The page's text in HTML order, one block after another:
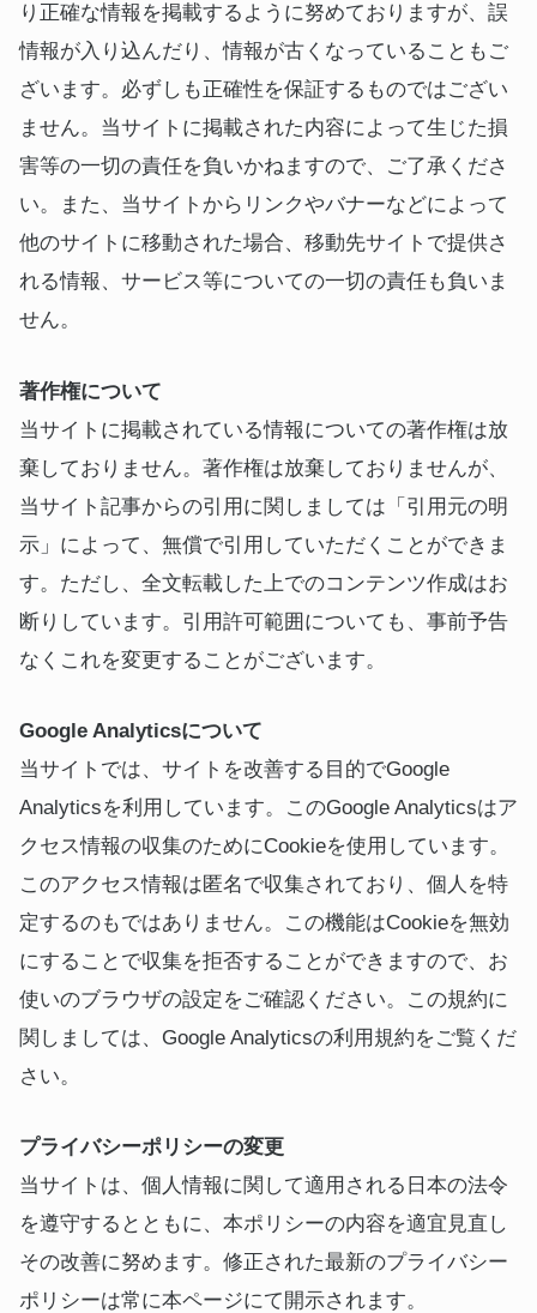
り正確な情報を掲載するように努めておりますが、誤
情報が入り込んだり、情報が古くなっていることもご
ざいます。必ずしも正確性を保証するものではござい
ません。当サイトに掲載された内容によって生じた損
害等の一切の責任を負いかねますので、ご了承くださ
い。また、当サイトからリンクやバナーなどによって
他のサイトに移動された場合、移動先サイトで提供さ
れる情報、サービス等についての一切の責任も負いま
せん。
著作権について
当サイトに掲載されている情報についての著作権は放
棄しておりません。著作権は放棄しておりませんが、
当サイト記事からの引用に関しましては「引用元の明
示」によって、無償で引用していただくことができま
す。ただし、全文転載した上でのコンテンツ作成はお
断りしています。引用許可範囲についても、事前予告
なくこれを変更することがございます。
Google Analyticsについて
当サイトでは、サイトを改善する目的でGoogle
Analyticsを利用しています。このGoogle Analyticsはア
クセス情報の収集のためにCookieを使用しています。
このアクセス情報は匿名で収集されており、個人を特
定するのもではありません。この機能はCookieを無効
にすることで収集を拒否することができますので、お
使いのブラウザの設定をご確認ください。この規約に
関しましては、Google Analyticsの利用規約をご覧くだ
さい。
プライバシーポリシーの変更
当サイトは、個人情報に関して適用される日本の法令
を遵守するとともに、本ポリシーの内容を適宜見直し
その改善に努めます。修正された最新のプライバシー
ポリシーは常に本ページにて開示されます。